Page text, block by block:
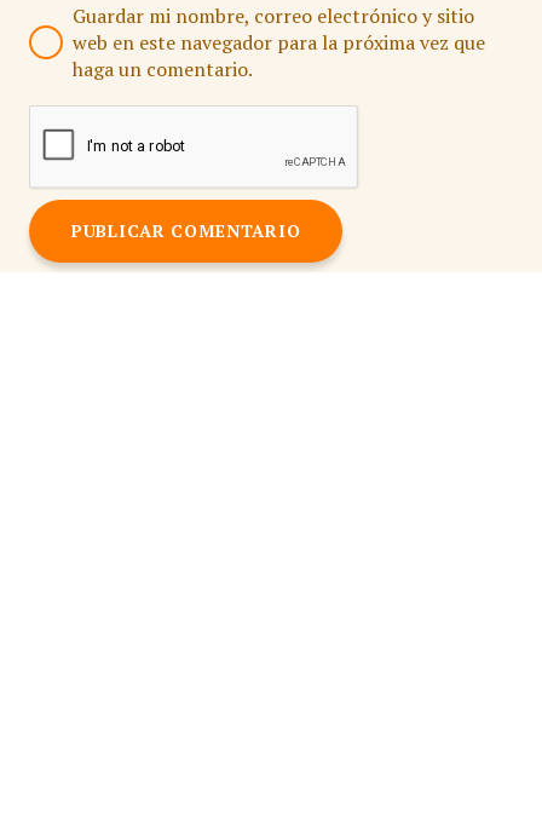
Guardar mi nombre, correo electrónico y sitio
web en este navegador para la próxima vez que
haga un comentario.
PUBLICAR COMENTARIO